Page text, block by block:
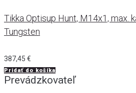
Tikka Optisup Hunt, M14x1, max.
Tungsten
387,45 €
Pridať do košíka
Prevádzkovateľ